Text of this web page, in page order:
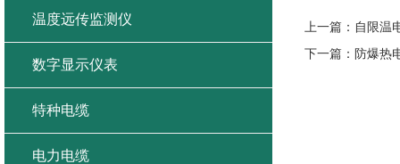
上一篇： 自限温
下一篇： 防爆热
温度远传监测仪
数字显示仪表
特种电缆
电力电缆